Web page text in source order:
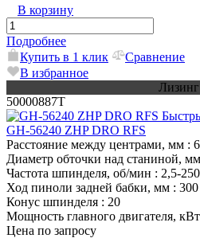
В корзину
Подробнее
Купить в 1 клик
Сравнение
В избранное
Лизинг
50000887T
GH-56240 ZHP DRO RFS
Расстояние между центрами, мм :
Диаметр обточки над станиной, мм
Частота шпинделя, об/мин : 2,5-250
Ход пиноли задней бабки, мм : 300
Конус шпинделя : 20
Мощность главного двигателя, кВт
Цена по запросу